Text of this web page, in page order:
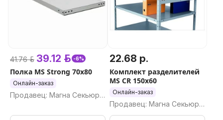
41.76 р. 39.12 р. -6%
Полка MS Strong 70x80
Онлайн-заказ
Продавец: Магна Секьюри
22.68 р.
Комплект разделителей
MS CR 150x60
Онлайн-заказ
Продавец: Магна Секьюри
ти ООО